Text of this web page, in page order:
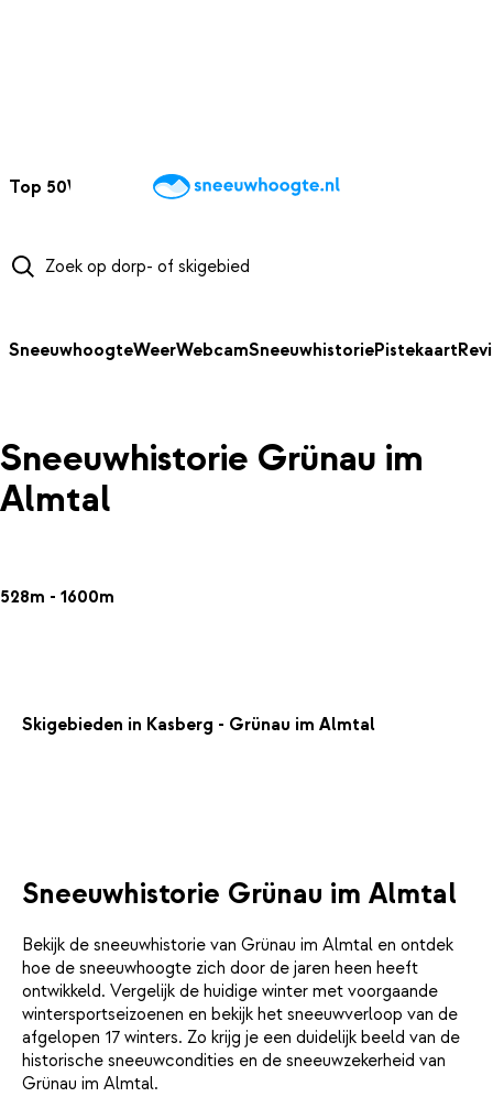
Top 50Webcams WintersportweerKaarten
SneeuwhoogteWeerWebcamSneeuwhistoriePistekaart
Sneeuwhistorie Grünau im
Almtal
528m - 1600m
Skigebieden in Kasberg - Grünau im Almtal
Sneeuwhistorie Grünau im Almtal
Bekijk de sneeuwhistorie van Grünau im Almtal en ontdek
hoe de sneeuwhoogte zich door de jaren heen heeft
ontwikkeld. Vergelijk de huidige winter met voorgaande
wintersportseizoenen en bekijk het sneeuwverloop van de
afgelopen 17 winters. Zo krijg je een duidelijk beeld van de
historische sneeuwcondities en de sneeuwzekerheid van
Grünau im Almtal.